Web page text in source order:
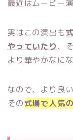
最近はムービー
実はこの演出も
やっていたり、
より華やかなに
なので、より良
その式場で人気